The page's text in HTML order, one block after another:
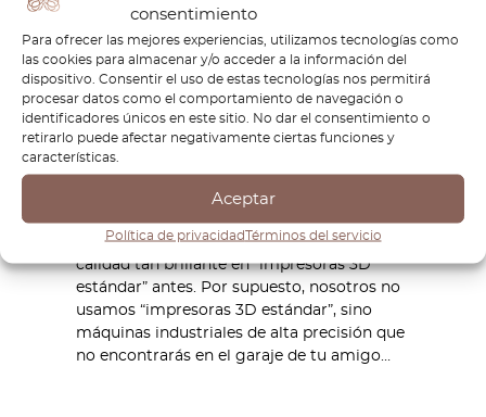
consentimiento
Para ofrecer las mejores experiencias, utilizamos tecnologías como
las cookies para almacenar y/o acceder a la información del
dispositivo. Consentir el uso de estas tecnologías nos permitirá
procesar datos como el comportamiento de navegación o
identificadores únicos en este sitio. No dar el consentimiento o
retirarlo puede afectar negativamente ciertas funciones y
características.
Aceptar
Política de privacidadTérminos del servicio
El efecto “WOW”…
…lo tendrás cuando veas la calidad de
nuestro acabado manual, que es nuestro
objetivo final. La mayoría de nuestros
clientes dicen que nunca han visto una
calidad tan brillante en “impresoras 3D
estándar” antes. Por supuesto, nosotros no
usamos “impresoras 3D estándar”, sino
máquinas industriales de alta precisión que
no encontrarás en el garaje de tu amigo…